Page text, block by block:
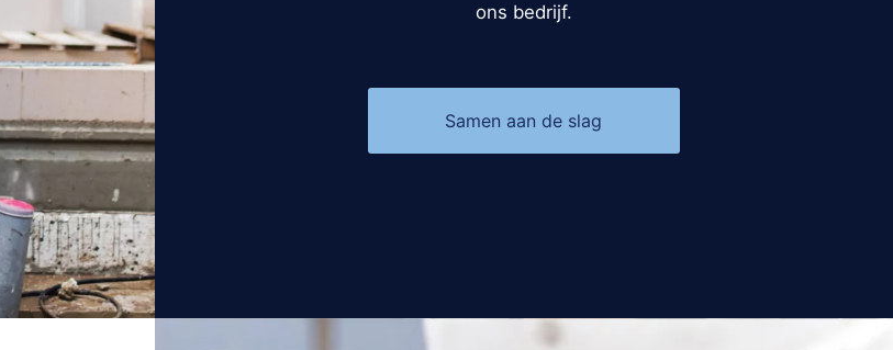
ons bedrijf.
Samen aan de slag